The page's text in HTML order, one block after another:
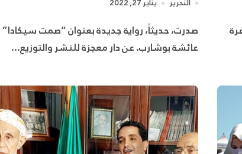
التحرير يناير 27, 2022
صدرت، حديثاً، رواية جديدة بعنوان “صمت سيكادا” للروائية
عائشة بوشارب. عن دار معجزة للنشر والتوزيع...